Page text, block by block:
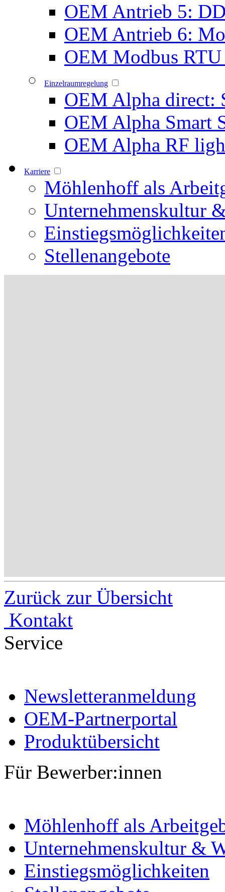
OEM Antrieb 5:
OEM Antrieb 6:
OEM Modbus
Einzelraumregelung
OEM Alpha direct:
OEM Alpha Smart
OEM Alpha RF
Karriere
Möhlenhoff als
Unternehmenskultur
Stellenangebote
Zurück zur Übersicht
Kontakt
Service
Newsletteranmeldung
OEM-Partnerportal
Produktübersicht
Für Bewerber:innen
Möhlenhoff als
Unternehmenskultur &
Einstiegsmöglichkeiten